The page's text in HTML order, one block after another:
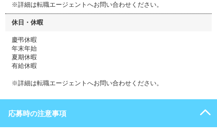
※詳細は転職エージェントへお問い合わせください。
休日・休暇
慶弔休暇
年末年始
夏期休暇
有給休暇
※詳細は転職エージェントへお問い合わせください。
応募時の注意事項